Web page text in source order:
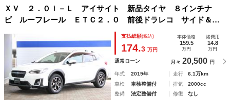
ＸＶ ２．０ｉ－Ｌ アイサイト 新品タイヤ ８インチナ
ビ ルーフレール ＥＴＣ２．０ 前後ドラレコ サイド＆リ
アカメラ １年間走行距離無制限保証 アイサイトＶｅｒ３
衝突回避ブレーキ 全車速追尾式クルーズコントロール 車線
中央維持機能 側後方警戒システム
支払総額(税込)
174.3 万円
本体価格
159.5
万円
諸費用
14.8
万円
通常ローン 月々 20,500 円
年式 2019年 走行
6.1万km
車検
車検整備付 排気
2000cc
整備
法定整備付 修復
なし